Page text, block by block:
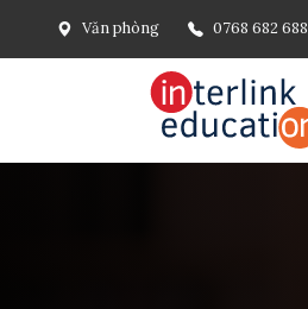
Văn phòng 0768 682 688